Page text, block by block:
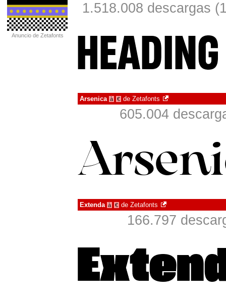
Anuncio de Zetafonts
1.518.008 descargas
Arsenica à € de Zetafonts
605.004
Extenda à € de Zetafonts
166.797